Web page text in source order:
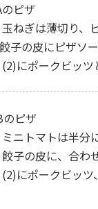
ピザ
ねぎは薄切り、
子の皮にピザソー
にポークビッツ
ピザ
ニトマトは半分
子の皮に、合わ
にポークビッツ